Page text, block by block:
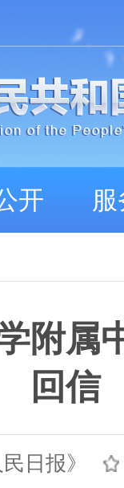
开
附属
回信
日报》